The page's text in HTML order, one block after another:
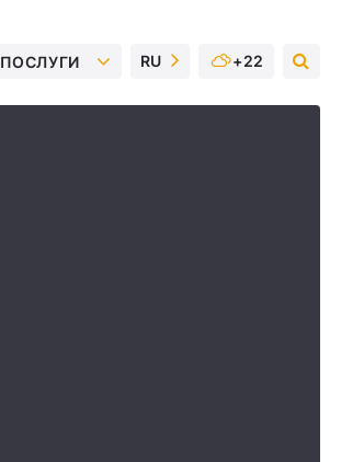
ПОСЛУГИ RU +22